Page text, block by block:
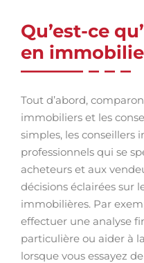
Qu’est-ce
en
Tout d’abord,
immobiliers et les
simples, les conseillers
professionnels qui se
acheteurs et aux
décisions éclairées sur
immobilières. Par
effectuer une analyse
particulière ou aider à
lorsque vous essayez